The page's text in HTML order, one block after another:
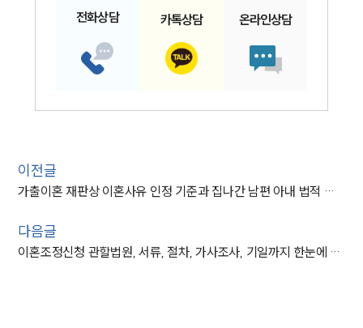
전화상담 카톡상담 온라인상담
이전글
가출이혼 재판상 이혼사유 인정 기준과 집나간 남편 아내 법적 대응 방법
다음글
이혼조정신청 관할법원, 서류, 절차, 가사조사, 기일까지 한눈에 정리